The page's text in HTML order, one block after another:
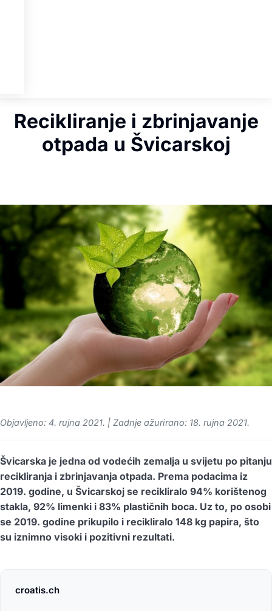
Recikliranje i zbrinjavanje
otpada u Švicarskoj
Objavljeno: 4. rujna 2021. | Zadnje ažurirano: 18. rujna 2021.
Švicarska je jedna od vodećih zemalja u svijetu po pitanju
recikliranja i zbrinjavanja otpada. Prema podacima iz
2019. godine, u Švicarskoj se recikliralo 94% korištenog
stakla, 92% limenki i 83% plastičnih boca. Uz to, po osobi
se 2019. godine prikupilo i recikliralo 148 kg papira, što
su iznimno visoki i pozitivni rezultati.
croatis.ch